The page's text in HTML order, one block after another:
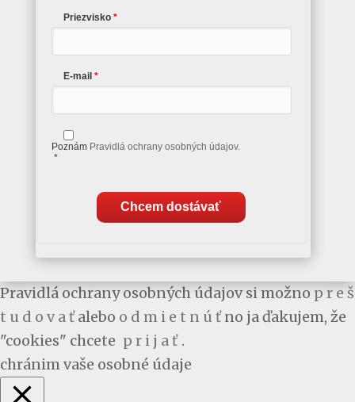
Priezvisko
E-mail
Poznám Pravidlá ochrany osobných údajov.
*
Chcem dostávať
Pravidlá ochrany osobných údajov si možno p r e š
t u d o v a ťalebo o d m i e t n ú ťno ja ďakujem, že
"cookies" chcete p r i j a ť .
chránim vaše osobné údaje